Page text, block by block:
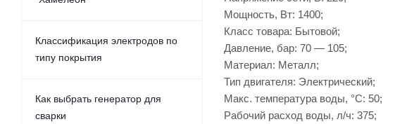
Мощность, Вт: 1400;
Класс товара: Бытовой;
Давление, бар: 70 — 105;
Материал: Металл;
Тип двигателя: Электрический;
Макс. температура воды, °C: 50;
Рабочий расход воды, л/ч: 375;
Классификация электродов по
типу покрытия
Как выбрать генератор для
сварки